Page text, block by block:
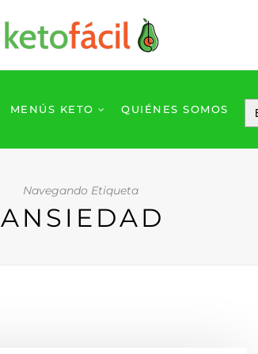
MENÚS KETO QUIÉNES SOMOS
Navegando Etiqueta
ANSIEDAD